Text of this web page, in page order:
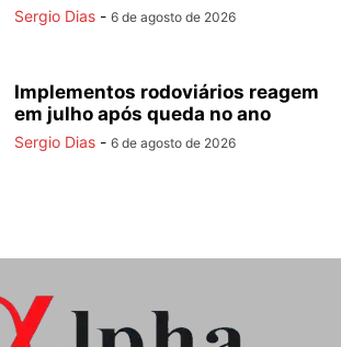
Sergio Dias - 6 de agosto de 2026
Implementos rodoviários reagem
em julho após queda no ano
Sergio Dias - 6 de agosto de 2026